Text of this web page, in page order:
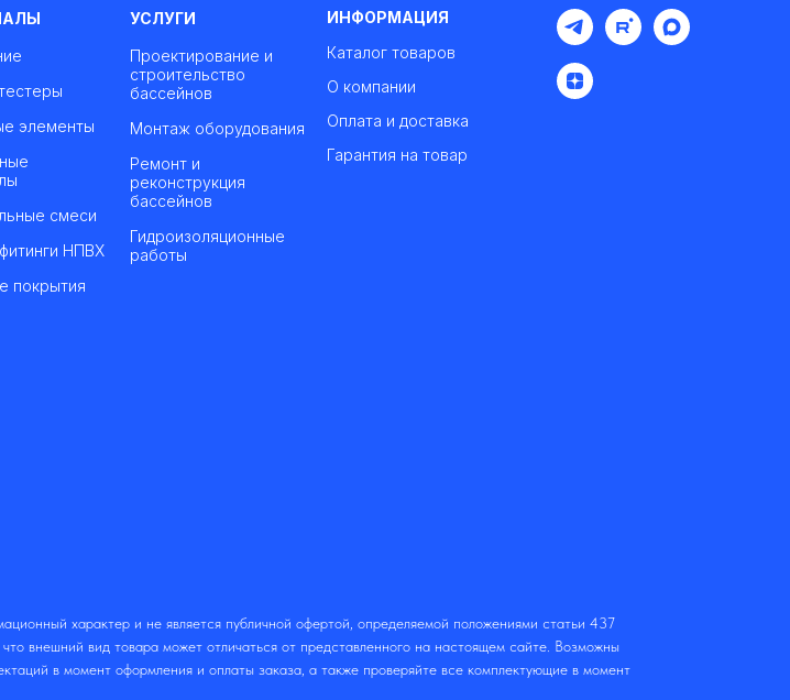
элементы
смеси
НПВХ
покрытия
УСЛУГИ
Проектирование и
строительство
бассейнов
Монтаж оборудования
Ремонт и
реконструкция
бассейнов
Гидроизоляционные
работы
ИНФОРМАЦИЯ
Каталог товаров
О компании
Оплата и доставка
Гарантия на товар
характер и не является публичной офертой, определяемой положениями статьи 437
внешний вид товара может отличаться от представленного на настоящем сайте. Возможны
в момент оформления и оплаты заказа, а также проверяйте все комплектующие в момент